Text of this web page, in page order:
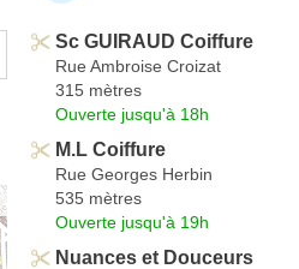
Sc GUIRAUD Coiffure
Rue Ambroise Croizat
315 mètres
Ouverte jusqu'à 18h
M.L Coiffure
Rue Georges Herbin
535 mètres
Ouverte jusqu'à 19h
Nuances et Douceurs